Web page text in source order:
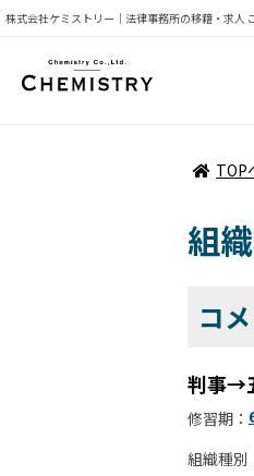
株式会社ケミストリー｜法律事務所の移籍・求人
TOP
組
コ
判事→
修習期：
組織種別